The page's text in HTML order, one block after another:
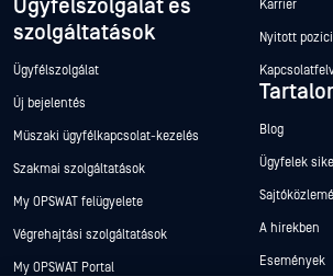
Ügyfélszolgálat és
szolgáltatások
Ügyfélszolgálat
Új bejelentés
Műszaki ügyfélkapcsolat-kezelés
Szakmai szolgáltatások
My OPSWAT felügyelete
Végrehajtási szolgáltatások
My OPSWAT Portal
Karrier
Nyitott
Blog
Ügyfelek
A hírekben
Események